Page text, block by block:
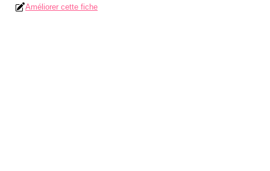
Améliorer cette fiche